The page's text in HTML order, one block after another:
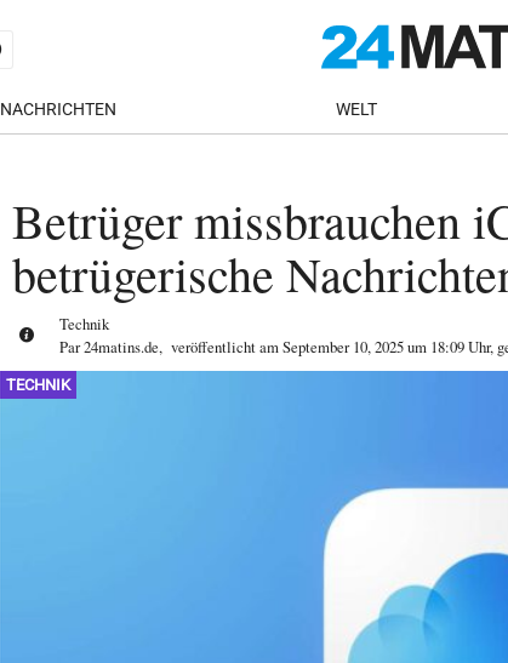
NACHRICHTEN WELT
Betrüger missbrauchen
betrügerische
Technik
Par24matins.de, veröffentlicht amSeptember 10, 2025um 18:09 Uhr,
TECHNIK